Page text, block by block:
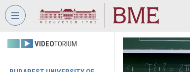
Skip header Skip menu
VIDEOTORIUM